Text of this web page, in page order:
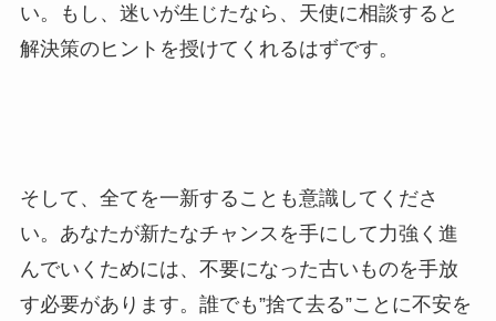
い。もし、迷いが生じたなら、天使に相談すると
解決策のヒントを授けてくれるはずです。
そして、全てを一新することも意識してくださ
い。あなたが新たなチャンスを手にして力強く進
んでいくためには、不要になった古いものを手放
す必要があります。誰でも”捨て去る”ことに不安を